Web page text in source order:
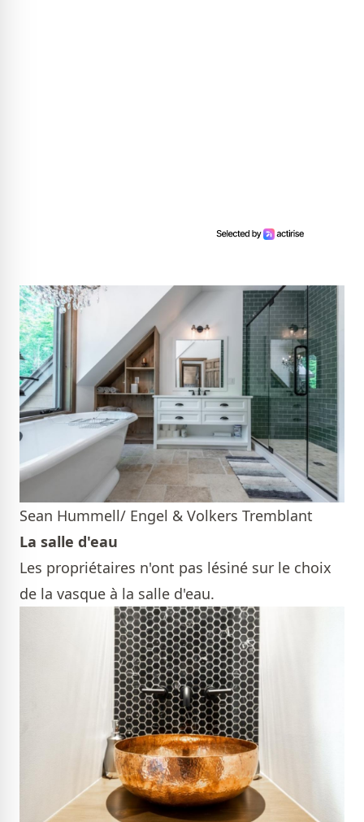
Sean Hummell/ Engel & Volkers Tremblant
La salle d'eau
Les propriétaires n'ont pas lésiné sur le choix
de la vasque à la salle d'eau.